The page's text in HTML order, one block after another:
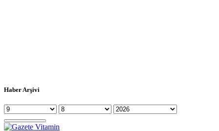
Haber Arşivi